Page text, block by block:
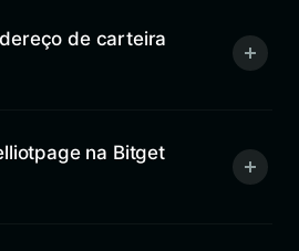
de carteira
na Bitget